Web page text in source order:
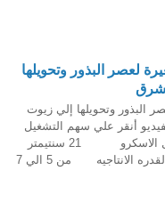
لعصر البذور وتحويلها
البذور وتحويلها إلي زيوت
أنقر علي سهم التشغيل
المواصفات الطاقة 820 واط طول الاسكرو 21 سنتيمتر
خامة الاسكرو من الاستانلس ستيل 304 القدره الانتاجيه من 5 الي 7